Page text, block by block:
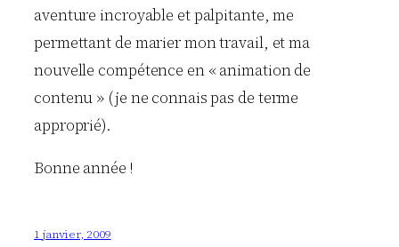
aventure incroyable et palpitante, me
permettant de marier mon travail, et ma
nouvelle compétence en « animation de
contenu » (je ne connais pas de terme
approprié).
Bonne année !
1 janvier, 2009